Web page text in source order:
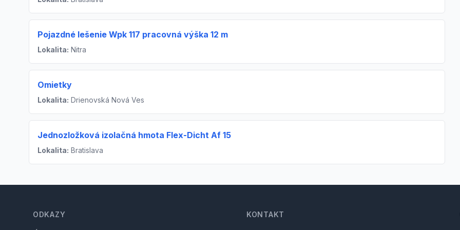
Pojazdné lešenie Wpk 117 pracovná výška 12 m
Lokalita: Nitra
Omietky
Lokalita: Drienovská Nová Ves
Jednozložková izolačná hmota Flex-Dicht Af 15
Lokalita: Bratislava
ODKAZY KONTAKT